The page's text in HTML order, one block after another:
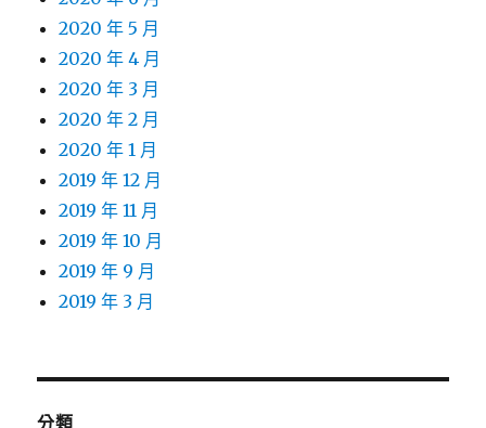
2020 年 5 月
2020 年 4 月
2020 年 3 月
2020 年 2 月
2020 年 1 月
2019 年 12 月
2019 年 11 月
2019 年 10 月
2019 年 9 月
2019 年 3 月
分類